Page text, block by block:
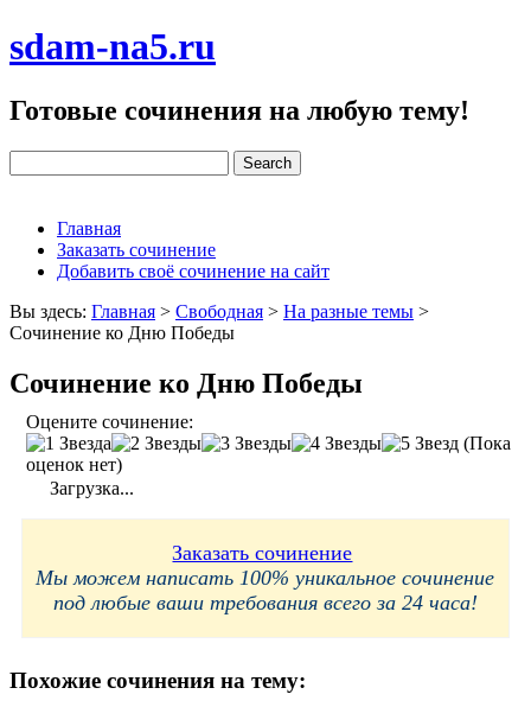
sdam-na5.ru
Готовые сочинения на любую тему!
Главная
Заказать сочинение
Добавить своё сочинение на сайт
Вы здесь: Главная > Свободная > На разные темы >
Сочинение ко Дню Победы
Сочинение ко Дню Победы
Оцените сочинение:
(Пока
оценок нет)
Загрузка...
Заказать сочинение
Мы можем написать 100% уникальное сочинение
под любые ваши требования всего за 24 часа!
Похожие сочинения на тему: